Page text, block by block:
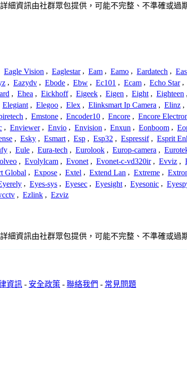
細資訊由社群眾包提供，可能不完整、不準確或
Eagle Vision , Eaglestar , Eam , Eamo , Eardatech ,
, Eazydv , Ebode , Ebw , Ec101 , Ecam , Echo Star ,
, Ehea , Eickhoff , Eigeek , Eigen , Eight , Eighteen ,
Elegiant , Elegoo , Elex , Elinksmart Ip Camera , Elinz ,
, Emstone , Encoder10 , Encore , Encore
, Enviewer , Envio , Envision , Enxun , Eonboom ,
, Esky , Esmart , Esp , Esp32 , Espressif , Esprit
, Eule , Eura-tech , Eurolook , Europ-camera ,
, Evolylcam , Evonet , Evonet-c-vd320ir , Evviz ,
Global , Expose , Extel , Extend Lan , Extreme ,
, Eyes-sys , Eyesec , Eyesight , Eyesonic ,
, Ezlink , Ezviz
細資訊由社群眾包提供，可能不完整、不準確或
資訊 - 安全政策 - 聯絡我們 - 常見問題